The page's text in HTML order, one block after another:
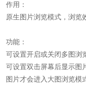
作用：
原生图片浏览模式，浏览
功能：
可设置开启或关闭多图浏
可设置双击屏幕后显示图
图片才会进入大图浏览模